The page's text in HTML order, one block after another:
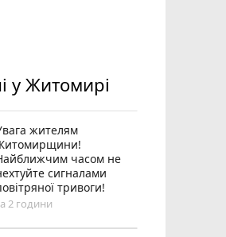
у Житомирі
жителям
часом не
сигналами
тривоги!
2 години